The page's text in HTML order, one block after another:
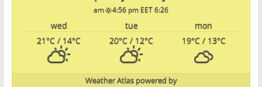
6:26 am
4:56 pm EET
mon
tue
wed
19°C/ 13°C
20°C / 12°C
21°C / 14°C
powered by
Weather Atlas